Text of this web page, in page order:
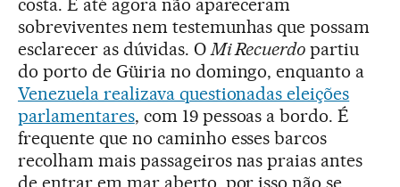
costa. E até agora não apareceram
sobreviventes nem testemunhas que possam
esclarecer as dúvidas. OMi Recuerdo partiu
do porto de Güiria no domingo, enquanto a
Venezuela realizava questionadas eleições
parlamentares, com 19 pessoas a bordo. É
frequente que no caminho esses barcos
recolham mais passageiros nas praias antes
de entrar em mar aberto, por isso não se